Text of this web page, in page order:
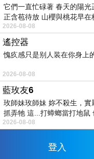
它們一直忙碌著 春天的陽
正含苞待放 山櫻與桃花早
2026-08-08
遙控器
愧疚感只是别人装在你身上
2026-08-08
藍玫友6
玫師妹玫師妹 妳不殺生，實
抓弄牠 這...打蟑螂當打地鼠
2026-08-08
登入